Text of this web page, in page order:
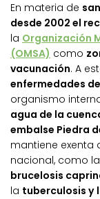
En materia de
desde 2002 el
la Organización
(OMSA) como
vacunación. A
enfermedades
organismo
agua de la
embalse Piedra
mantiene exenta
nacional, como la
brucelosis
la tuberculosis y